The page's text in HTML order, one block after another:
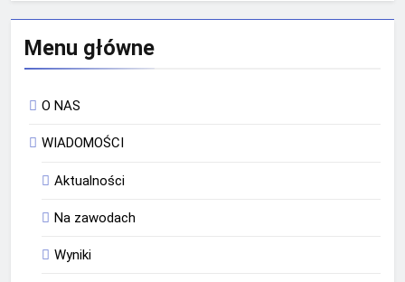
Menu główne
O NAS
WIADOMOŚCI
Aktualności
Na zawodach
Wyniki